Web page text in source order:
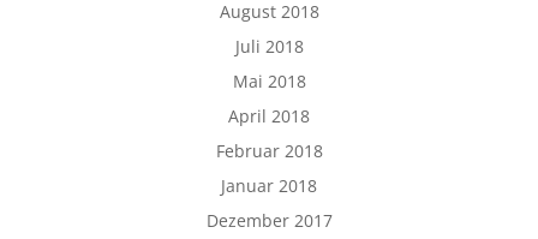
August 2018
Juli 2018
Mai 2018
April 2018
Februar 2018
Januar 2018
Dezember 2017